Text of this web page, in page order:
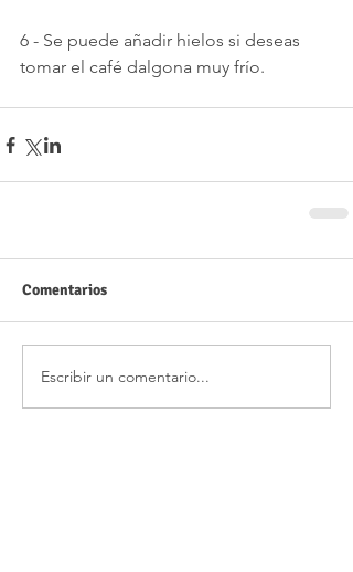
6 - Se puede añadir hielos si deseas
tomar el café dalgona muy frío.
Comentarios
Escribir un comentario...